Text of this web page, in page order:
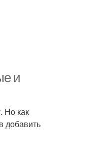
и
Но как
добавить